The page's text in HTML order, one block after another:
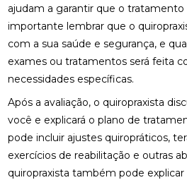
ajudam a garantir que o tratamento
importante lembrar que o
com a sua saúde e segurança, e
exames ou tratamentos será feita
necessidades específicas.
Após a avaliação, o quiropraxista
você e explicará o plano de
pode incluir ajustes quiropráticos,
exercícios de reabilitação e outras
quiropraxista também pode
EQUILÍBRIO
FISIOTERAPIA PARA LABIRINTO: BENEFÍCIOS E
TRATAMENTOS
TRATAMENTO PODE
BEM-ESTAR
FISIOTERAPIA PARA LABIRINTO: COMO O
TRATAMENTO PODE
BEM-ESTAR